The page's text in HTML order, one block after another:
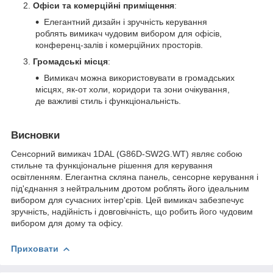
Офіси та комерційні приміщення:
Елегантний дизайн і зручність керування
роблять вимикач чудовим вибором для офісів,
конференц-залів і комерційних просторів.
Громадські місця:
Вимикач можна використовувати в громадських
місцях, як-от холи, коридори та зони очікування,
де важливі стиль і функціональність.
Висновки
Сенсорний вимикач 1DAL (G86D-SW2G.WT) являє собою
стильне та функціональне рішення для керування
освітленням. Елегантна скляна панель, сенсорне керування і
під'єднання з нейтральним дротом роблять його ідеальним
вибором для сучасних інтер'єрів. Цей вимикач забезпечує
зручність, надійність і довговічність, що робить його чудовим
вибором для дому та офісу.
Приховати